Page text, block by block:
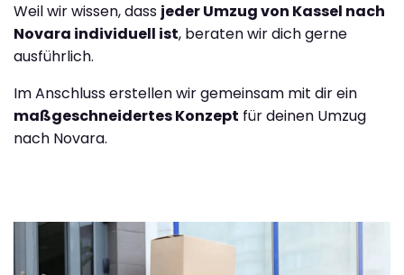
Weil wir wissen, dass jeder Umzug von Kassel nach
Novara individuell ist, beraten wir dich gerne
ausführlich.
Im Anschluss erstellen wir gemeinsam mit dir ein
maßgeschneidertes Konzept für deinen Umzug
nach Novara.